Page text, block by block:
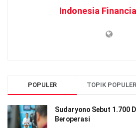
Indonesia
POPULER TOPIK POPULER
Sudaryono Sebut 1.700
Beroperasi